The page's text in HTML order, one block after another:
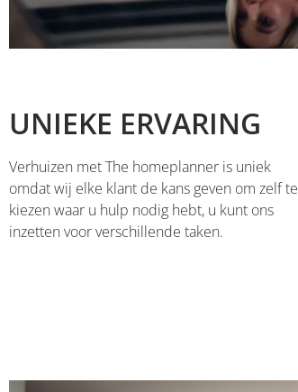
UNIEKE ERVARING
Verhuizen met The homeplanner is uniek
omdat wij elke klant de kans geven om zelf te
kiezen waar u hulp nodig hebt, u kunt ons
inzetten voor verschillende taken.